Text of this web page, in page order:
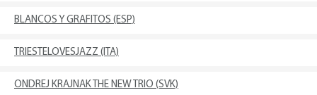
BLANCOS Y GRAFITOS (ESP)
TRIESTELOVESJAZZ (ITA)
ONDREJ KRAJNAK THE NEW TRIO (SVK)